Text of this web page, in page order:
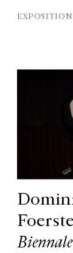
EXPOSITION